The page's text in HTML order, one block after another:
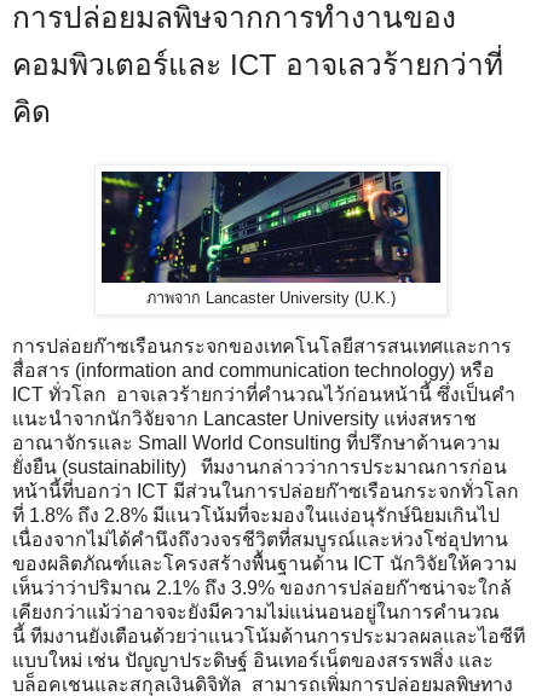
การปล่อยมลพิษจากการทำงานของ
คอมพิวเตอร์และ ICT อาจเลวร้ายกว่าที่
คิด
ภาพจาก Lancaster University (U.K.)
การปล่อยก๊าซเรือนกระจกของเทคโนโลยีสารสนเทศและการ
สื่อสาร (information and communication technology) หรือ
ICT ทั่วโลก อาจเลวร้ายกว่าที่คำนวณไว้ก่อนหน้านี้ ซึ่งเป็นคำ
แนะนำจากนักวิจัยจาก Lancaster University แห่งสหราช
อาณาจักรและ Small World Consulting ที่ปรึกษาด้านความ
ยั่งยืน (sustainability) ทีมงานกล่าวว่าการประมาณการก่อน
หน้านี้ที่บอกว่า ICT มีส่วนในการปล่อยก๊าซเรือนกระจกทั่วโลก
ที่ 1.8% ถึง 2.8% มีแนวโน้มที่จะมองในแง่อนุรักษ์นิยมเกินไป
เนื่องจากไม่ได้คำนึงถึงวงจรชีวิตที่สมบูรณ์และห่วงโซ่อุปทาน
ของผลิตภัณฑ์และโครงสร้างพื้นฐานด้าน ICT นักวิจัยให้ความ
เห็นว่าว่าปริมาณ 2.1% ถึง 3.9% ของการปล่อยก๊าซน่าจะใกล้
เคียงกว่าแม้ว่าอาจจะยังมีความไม่แน่นอนอยู่ในการคำนวณ
นี้ ทีมงานยังเตือนด้วยว่าแนวโน้มด้านการประมวลผลและไอซีที
แบบใหม่ เช่น ปัญญาประดิษฐ์ อินเทอร์เน็ตของสรรพสิ่ง และ
บล็อคเชนและสกุลเงินดิจิทัล สามารถเพิ่มการปล่อยมลพิษทาง